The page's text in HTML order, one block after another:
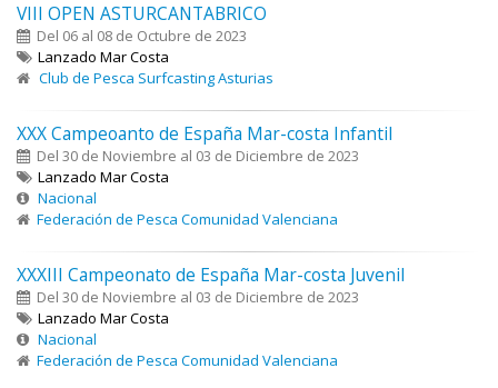
VIII OPEN ASTURCANTABRICO
Del 06 al 08 de Octubre de 2023
Lanzado Mar Costa
Club de Pesca Surfcasting Asturias
XXX Campeoanto de España Mar-costa Infantil
Del 30 de Noviembre al 03 de Diciembre de 2023
Lanzado Mar Costa
Nacional
Federación de Pesca Comunidad Valenciana
XXXIII Campeonato de España Mar-costa Juvenil
Del 30 de Noviembre al 03 de Diciembre de 2023
Lanzado Mar Costa
Nacional
Federación de Pesca Comunidad Valenciana